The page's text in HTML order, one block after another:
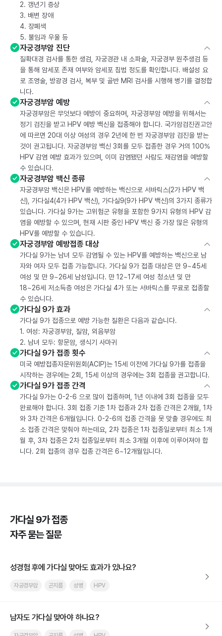
2. 갱년기 증상
3. 배변 장애
4. 장폐색
5. 불임과 우울 등
자궁경부암 진단
질확대경 검사를 통한 생검, 자궁경관 내 소파술, 자궁경부 원추생검 등
을 통해 암세포 존재 여부와 암세포 침범 정도를 확인합니다. 배설성 요
로 조영술, 방광경 검사, 복부 및 골반 MRI 검사를 시행해 병기를 결정합
니다.
자궁경부암 예방
자궁경부암은 무엇보다 예방이 중요하며, 자궁경부암 예방을 위해서는
정기 검진을 받고 HPV 예방 백신을 접종해야 합니다. 국가암검진권고안
에 따르면 20대 이상 여성의 경우 2년에 한 번 자궁경부암 검진을 받는
것이 권고됩니다. 자궁경부암 백신 3회를 모두 접종한 경우 거의 100%
HPV 감염 예방 효과가 있으며, 이미 감염됐던 사람도 재감염을 예방할
수 있습니다.
자궁경부암 백신 종류
자궁경부암 백신은 HPV를 예방하는 백신으로 서바릭스(2가 HPV 백
신), 가다실4(4가 HPV 백신), 가다실9(9가 HPV 백신)의 3가지 종류가
있습니다. 가다실 9가는 고위험군 유형을 포함한 9가지 유형의 HPV 감
염을 예방할 수 있으며, 현재 시판 중인 HPV 백신 중 가장 많은 유형의
HPV를 예방할 수 있습니다.
자궁경부암 예방접종 대상
가다실 9가는 남녀 모두 감염될 수 있는 HPV를 예방하는 백신으로 남
자와 여자 모두 접종 가능합니다. 가다실 9가 접종 대상은 만 9~45세
여성 및 만 9~26세 남성입니다. 만 12~17세 여성 청소년 및 만
18~26세 저소득층 여성은 가다실 4가 또는 서바릭스를 무료로 접종할
수 있습니다.
가다실 9가 효과
가다실 9가 접종으로 예방 가능한 질환은 다음과 같습니다.
1. 여성: 자궁경부암, 질암, 외음부암
2. 남녀 모두: 항문암, 생식기 사마귀
가다실 9가 접종 횟수
미국 예방접종자문위원회(ACIP)는 15세 이전에 가다실 9가를 접종을
시작하는 경우에는 2회, 15세 이상의 경우에는 3회 접종을 권고합니다.
가다실 9가 접종 간격
가다실 9가는 0-2-6 으로 많이 접종하며, 1년 이내에 3회 접종을 모두
완료해야 합니다. 3회 접종 기준 1차 접종과 2차 접종 간격은 2개월, 1차
와 3차 간격은 6개월입니다. 0-2-6의 접종 간격을 못 맞출 경우에도 최
소 접종 간격은 맞춰야 하는데요, 2차 접종은 1차 접종일로부터 최소 1개
월 후, 3차 접종은 2차 접종일로부터 최소 3개월 이후에 이루어져야 합
니다. 2회 접종의 경우 접종 간격은 6~12개월입니다.
가다실 9가 접종
자주 묻는 질문
성경험 후에 가다실 맞아도 효과가 있나요?
자궁경부암 곤지름 성병 HPV
남자도 가다실 맞아야 하나요?